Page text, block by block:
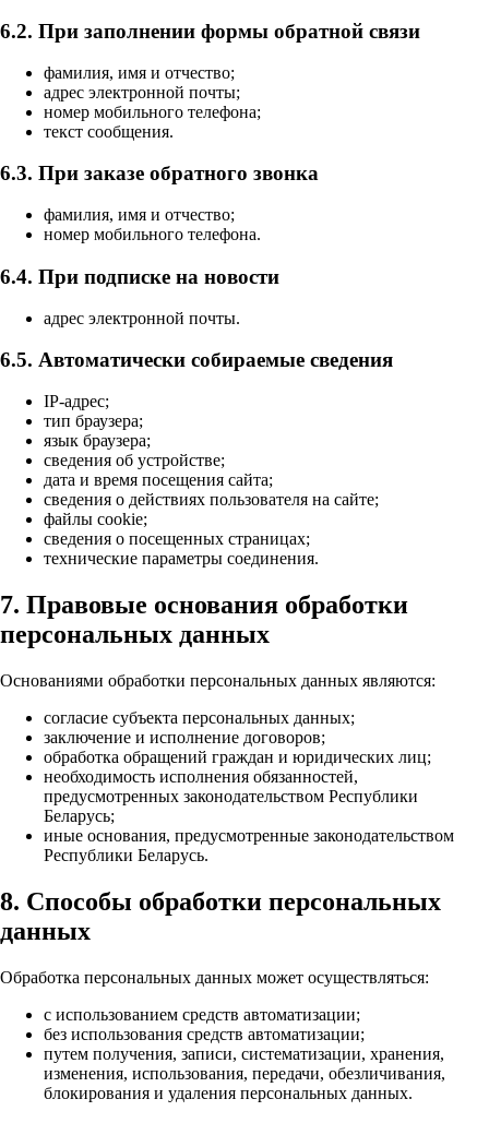
6.2. При заполнении формы обратной связи
фамилия, имя и отчество;
адрес электронной почты;
номер мобильного телефона;
текст сообщения.
6.3. При заказе обратного звонка
фамилия, имя и отчество;
номер мобильного телефона.
6.4. При подписке на новости
адрес электронной почты.
6.5. Автоматически собираемые сведения
IP-адрес;
тип браузера;
язык браузера;
сведения об устройстве;
дата и время посещения сайта;
сведения о действиях пользователя на сайте;
файлы cookie;
сведения о посещенных страницах;
технические параметры соединения.
7. Правовые основания обработки
персональных данных
Основаниями обработки персональных данных являются:
согласие субъекта персональных данных;
заключение и исполнение договоров;
обработка обращений граждан и юридических лиц;
необходимость исполнения обязанностей,
предусмотренных законодательством Республики
Беларусь;
иные основания, предусмотренные законодательством
Республики Беларусь.
8. Способы обработки персональных
данных
Обработка персональных данных может осуществляться:
с использованием средств автоматизации;
без использования средств автоматизации;
путем получения, записи, систематизации, хранения,
изменения, использования, передачи, обезличивания,
блокирования и удаления персональных данных.